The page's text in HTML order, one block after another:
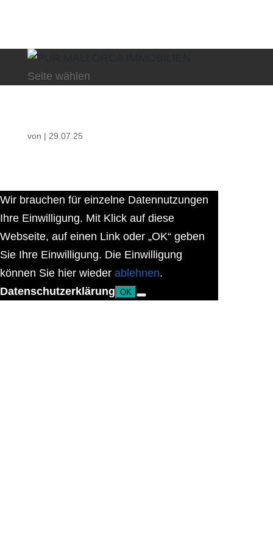
Seite wählen
von | 29.07.25
Wir brauchen für einzelne Datennutzungen
Ihre Einwilligung. Mit Klick auf diese
Webseite, auf einen Link oder „OK“ geben
Sie Ihre Einwilligung. Die Einwilligung
können Sie hier wieder ablehnen.
Datenschutzerklärung OK